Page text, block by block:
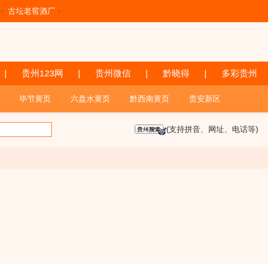
· 古坛老窖酒厂 ·
贵州123网 贵州微信 黔晓得 多彩贵州
毕节黄页 六盘水黄页 黔西南黄页 贵安新区
(支持拼音、网址、电话等)